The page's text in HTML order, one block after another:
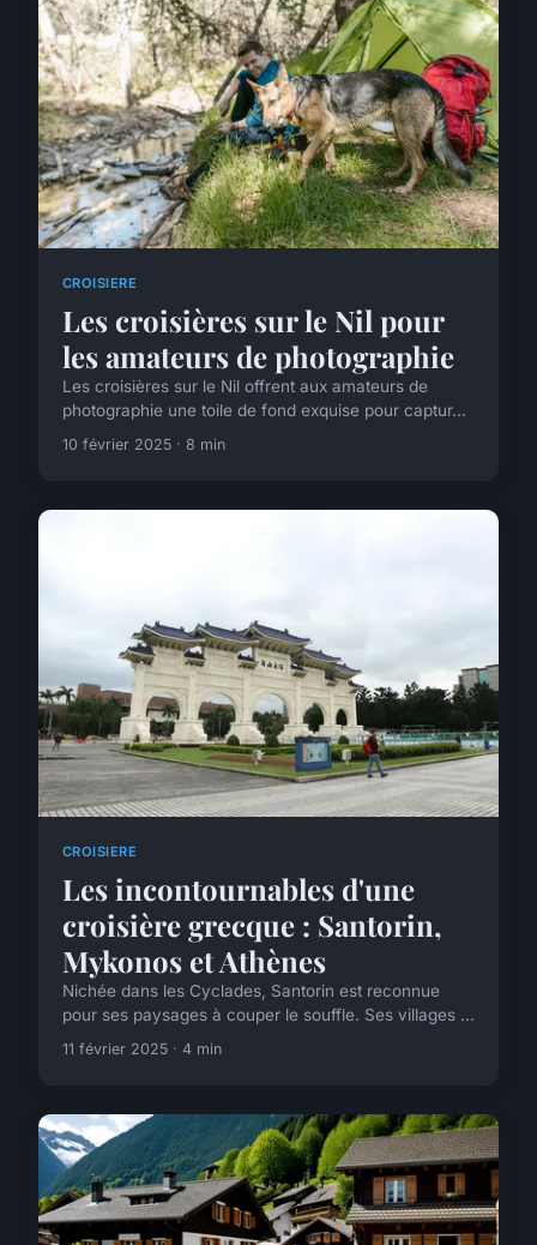
CROISIERE
Les croisières sur le Nil pour
les amateurs de photographie
Les croisières sur le Nil offrent aux amateurs de
photographie une toile de fond exquise pour captur...
10 février 2025 · 8 min
CROISIERE
Les incontournables d'une
croisière grecque : Santorin,
Mykonos et Athènes
Nichée dans les Cyclades, Santorin est reconnue
pour ses paysages à couper le souffle. Ses villages ...
11 février 2025 · 4 min